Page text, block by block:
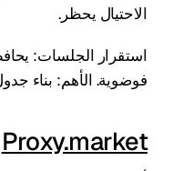
الاحتيال يحظر.
استقرار الجلسات:
فوضوية. الأهم: بناء
Proxy.market